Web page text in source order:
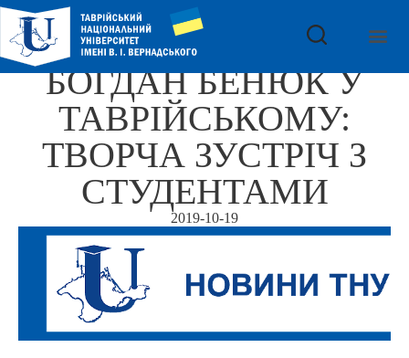
БОГДАН БЕНЮК У
ТАВРІЙСЬКОМУ:
ТВОРЧА ЗУСТРІЧ З
СТУДЕНТАМИ
2019-10-19